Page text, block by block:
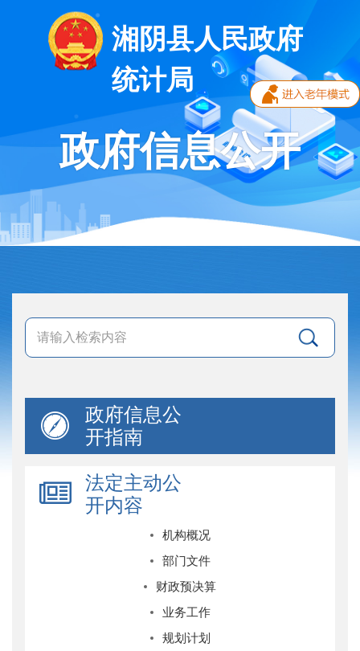
湘阴县人民政府
统计局
政府信息公开
政府信息公
开指南
法定主动公
开内容
机构概况
部门文件
财政预决算
业务工作
规划计划